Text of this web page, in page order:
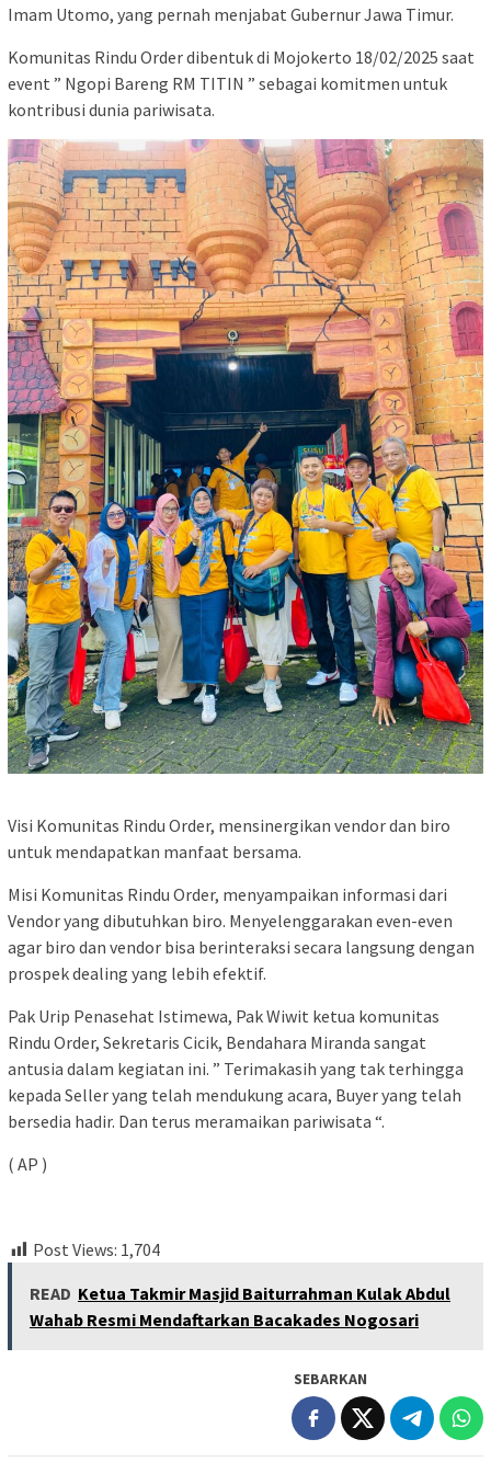
Imam Utomo, yang pernah menjabat Gubernur Jawa Timur.
Komunitas Rindu Order dibentuk di Mojokerto 18/02/2025 saat
event ” Ngopi Bareng RM TITIN ” sebagai komitmen untuk
kontribusi dunia pariwisata.
Visi Komunitas Rindu Order, mensinergikan vendor dan biro
untuk mendapatkan manfaat bersama.
Misi Komunitas Rindu Order, menyampaikan informasi dari
Vendor yang dibutuhkan biro. Menyelenggarakan even-even
agar biro dan vendor bisa berinteraksi secara langsung dengan
prospek dealing yang lebih efektif.
Pak Urip Penasehat Istimewa, Pak Wiwit ketua komunitas
Rindu Order, Sekretaris Cicik, Bendahara Miranda sangat
antusia dalam kegiatan ini. ” Terimakasih yang tak terhingga
kepada Seller yang telah mendukung acara, Buyer yang telah
bersedia hadir. Dan terus meramaikan pariwisata “.
( AP )
Post Views: 1,704
READ Ketua Takmir Masjid Baiturrahman Kulak Abdul
Wahab Resmi Mendaftarkan Bacakades Nogosari
SEBARKAN